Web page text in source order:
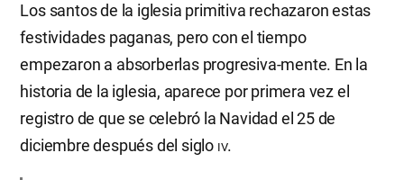
Los santos de la iglesia primitiva rechazaron estas
festividades paganas, pero con el tiempo
empezaron a absorberlas progresiva-mente. En la
historia de la iglesia, aparece por primera vez el
registro de que se celebró la Navidad el 25 de
diciembre después del siglo iv.